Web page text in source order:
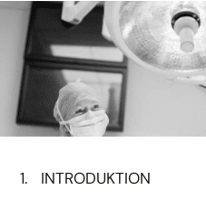
1. INTRODUKTION